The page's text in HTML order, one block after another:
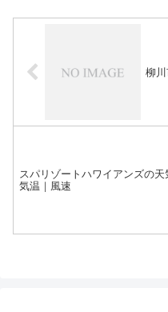
柳
スパリゾートハワイアンズの天
気温｜風速